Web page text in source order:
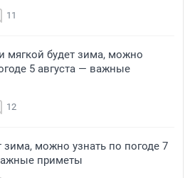
11
мягкой будет зима, можно
5 августа — важные
12
зима, можно узнать по погоде 7
приметы